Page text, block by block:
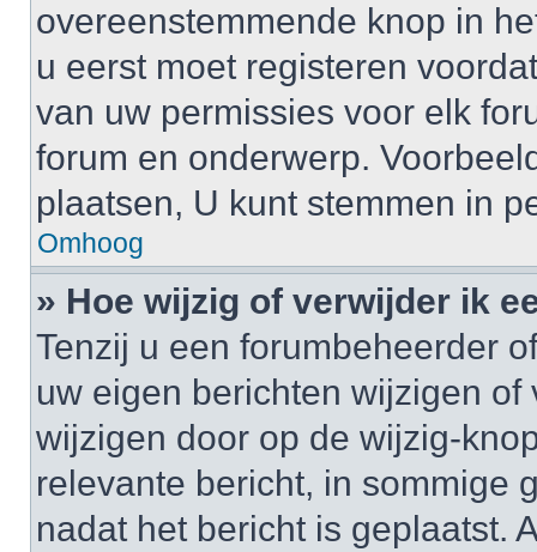
overeenstemmende knop in
u eerst moet registeren
van uw permissies voor elk
forum en onderwerp.
plaatsen, U kunt stemmen in
Omhoog
» Hoe wijzig of verwijder ik
Tenzij u een forumbeheerder
uw eigen berichten wijzigen
wijzigen door op de wijzig-
relevante bericht, in sommige
nadat het bericht is geplaatst.